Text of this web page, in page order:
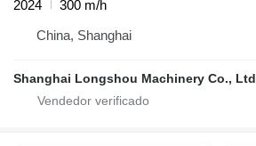
2024
300 m/h
China, Shanghai
Shanghai Longshou Machinery Co., Ltd